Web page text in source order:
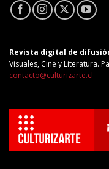
Revista digital de
Visuales, Cine y Literatura.
contacto@culturizarte.cl